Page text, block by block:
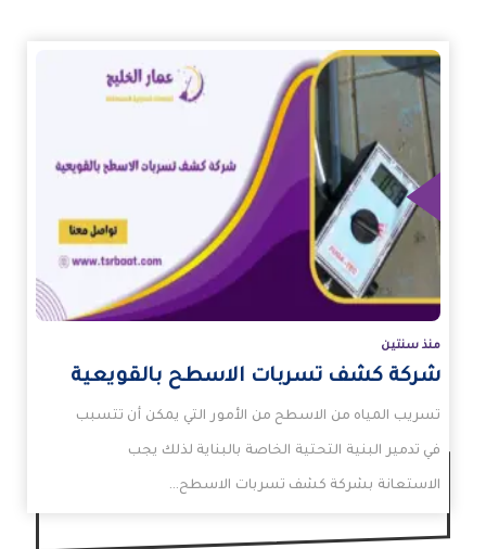
منذ سنتين
شركة كشف تسربات الاسطح بالقويعية
تسريب المياه من الاسطح من الأمور التي يمكن أن تتسبب
في تدمير البنية التحتية الخاصة بالبناية لذلك يجب
الاستعانة بشركة كشف تسربات الاسطح…